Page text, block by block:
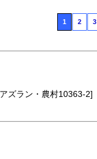
1 2 3
ズラン・農村10363-2]